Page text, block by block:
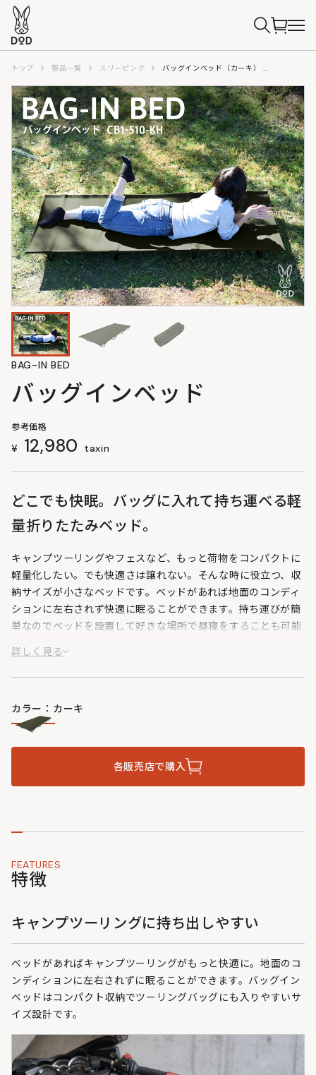
トップ 製品一覧 スリーピング バッグインベッド（カーキ） CB1-510-KH
BAG-IN BED
バッグインベッド
参考価格
¥ 12,980 taxin
どこでも快眠。バッグに入れて持ち運べる軽
量折りたたみベッド。
キャンプツーリングやフェスなど、もっと荷物をコンパクトに
軽量化したい。でも快適さは譲れない。そんな時に役立つ、収
納サイズが小さなベッドです。ベッドがあれば地面のコンディ
ションに左右されず快適に眠ることができます。持ち運びが簡
単なのでベッドを設置して好きな場所で昼寝をすることも可能
詳しく見る
カラー：カーキ
各販売店で購入
FEATURES
特徴
キャンプツーリングに持ち出しやすい
ベッドがあればキャンプツーリングがもっと快適に。地面のコ
ンディションに左右されずに眠ることができます。バッグイン
ベッドはコンパクト収納でツーリングバッグにも入りやすいサ
イズ設計です。